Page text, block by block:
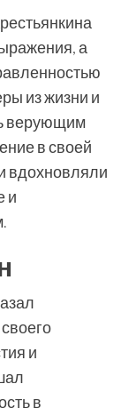
а
из жизни и
верующим
в своей
вдохновляли
и
и
в